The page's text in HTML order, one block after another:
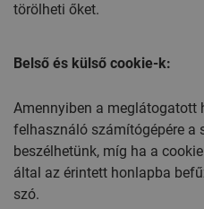
törölheti őket.
Belső és külső cookie-k:
Amennyiben a meglátogatott
felhasználó számítógépére a
beszélhetünk, míg ha a
által az érintett honlapba
szó.